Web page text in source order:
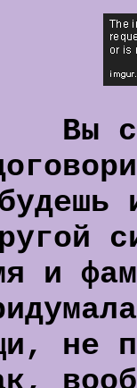
Вы
и
не